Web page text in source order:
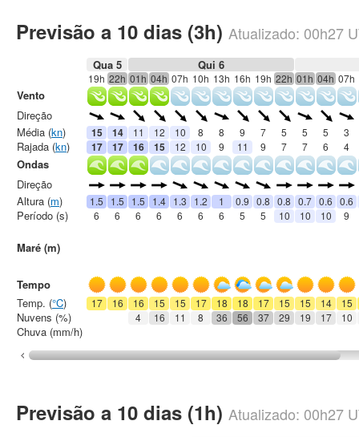
Previsão a 10 dias (3h) Atualizado: 00h27
Qua 5 Qui 6
19h 22h 01h 04h 07h 10h 13h 16h 19h 22h 01h 04h 07h
15 14 11 12 10 8 8 9 7 5 5 5 3
17 17 16 15 12 10 9 11 9 7 7 6 4
1.5 1.5 1.5 1.4 1.3 1.2 1 0.9 0.8 0.8 0.7 0.6 0.6
6
6 6 6 6 6 6 5 5 10 10 10 9
17 16 16 15 15 17 18 18 17 15 15 14
15
4
16 11 8 36 56 37 29 19 17 10
Vento
Direção
Média (kn)
Rajada (kn)
Ondas
Direção
Altura (m)
Período (s)
Maré (m)
Tempo
Temp. (°C)
Nuvens (%)
Chuva (mm/h)
Previsão a 10 dias (1h) Atualizado: 00h27